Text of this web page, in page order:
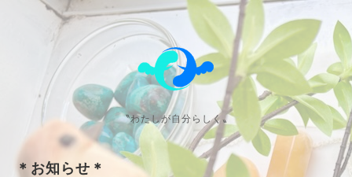
〝わたしが自分らしく〟
＊お知らせ＊